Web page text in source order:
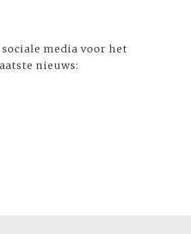
sociale media voor het
nieuws: